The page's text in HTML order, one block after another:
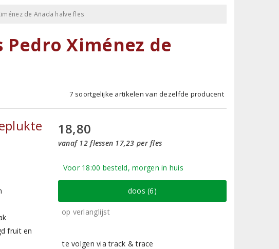
de Añada halve fles
Ximénez de
7 soortgelijke artikelen van dezelfde producent
fruit en
18,80
vanaf 12 flessen 17,23 per fles
Voor 18:00 besteld, morgen in huis
doos (6)
op verlanglijst
te volgen via track & trace